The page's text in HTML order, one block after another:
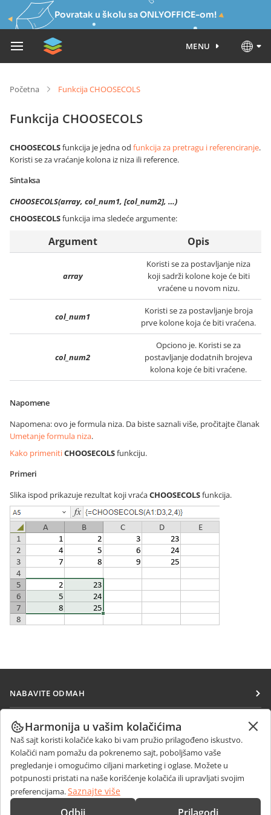
Povratak u školu sa ONLYOFFICE-om!
MENU
Početna Funkcija CHOOSECOLS
Funkcija CHOOSECOLS
CHOOSECOLSfunkcija je jedna od funkcija za pretragu i referenciranje.
Koristi se za vraćanje kolona iz niza ili reference.
Sintaksa
CHOOSECOLS(array, col_num1, [col_num2], …)
CHOOSECOLSfunkcija ima sledeće argumente:
Argument Opis
array
Koristi se za postavljanje niza
koji sadrži kolone koje će biti
vraćene u novom nizu.
col_num1
Koristi se za postavljanje broja
prve kolone koja će biti vraćena.
col_num2
Opciono je. Koristi se za
postavljanje dodatnih brojeva
kolona koje će biti vraćene.
Napomene
Napomena: ovo je formula niza. Da biste saznali više, pročitajte članak
Umetanje formula niza.
Kako primenitiCHOOSECOLSfunkciju.
Primeri
Slika ispod prikazuje rezultat koji vraćaCHOOSECOLSfunkcija.
NABAVITE ODMAH
Docs
DocSpace
Workspace
Konektori
Desktop aplikacije
SARAĐUJTE
Za doprinosioce
Za prevodioce
Za influensere
Slobodna radna mesta
PRIMAJTE VESTI
Blog
DOBIJTE POMOĆ
Forum
KONTAKTIRAJTE NAS
Harmonija u vašim kolačićima
Naš sajt koristi kolačiće kako bi vam pružio prilagođeno iskustvo.
Kolačići nam pomažu da pokrenemo sajt, poboljšamo vaše
pregledanje i omogućimo ciljani marketing i oglase. Možete u
potpunosti pristati na naše korišćenje kolačića ili upravljati svojim
preferencijama.Saznajte više